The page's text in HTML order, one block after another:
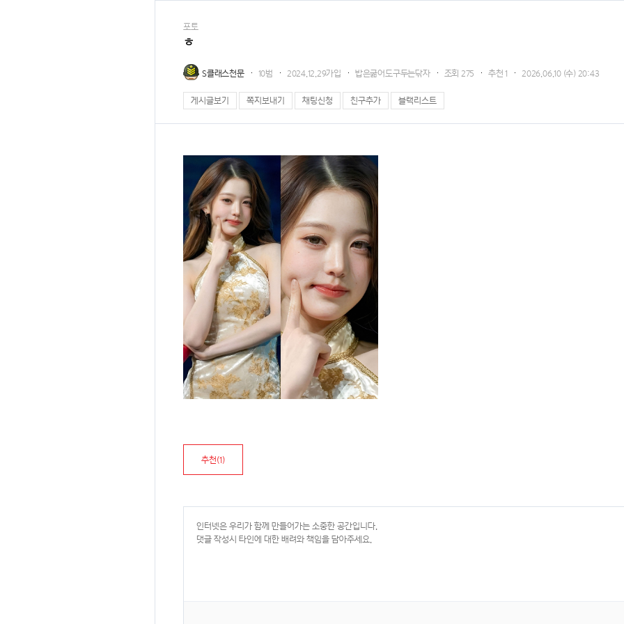
포토
ㅎ
S클래스천문 10범 2024.12.29가입 밥은굶어도구두는닦자 조회 275 추천1 2026.06.10 (수) 20:43
게시글보기 쪽지보내기 채팅신청 친구추가 블랙리스트
추천(1)